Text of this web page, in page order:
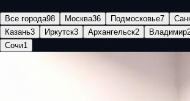
Все города98 Москва36 Подмосковье7
Казань3 Иркутск3 Архангельск2 Владимир
Сочи1